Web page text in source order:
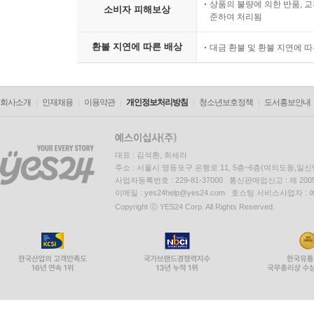
소비자 피해보상
상품의 불량에 의한 반품,
준하여 처리됨
환불 지연에 따른 배상 대금 환불 및 환불 지연에
회사소개 인재채용 이용약관 개인정보처리방침 청소년보호정책 도서홍보안내
대표 : 김석환, 최세라
주소 : 서울시 영등포구 은행로 11, 5층~6층(여의도동,일신
사업자등록번호 : 229-81-37000 통신판매업신고 : 제
이메일 : yes24help@yes24.com 호스팅 서비스사업자 :
Copyright ⓒ YES24 Corp. All Rights Reserved.